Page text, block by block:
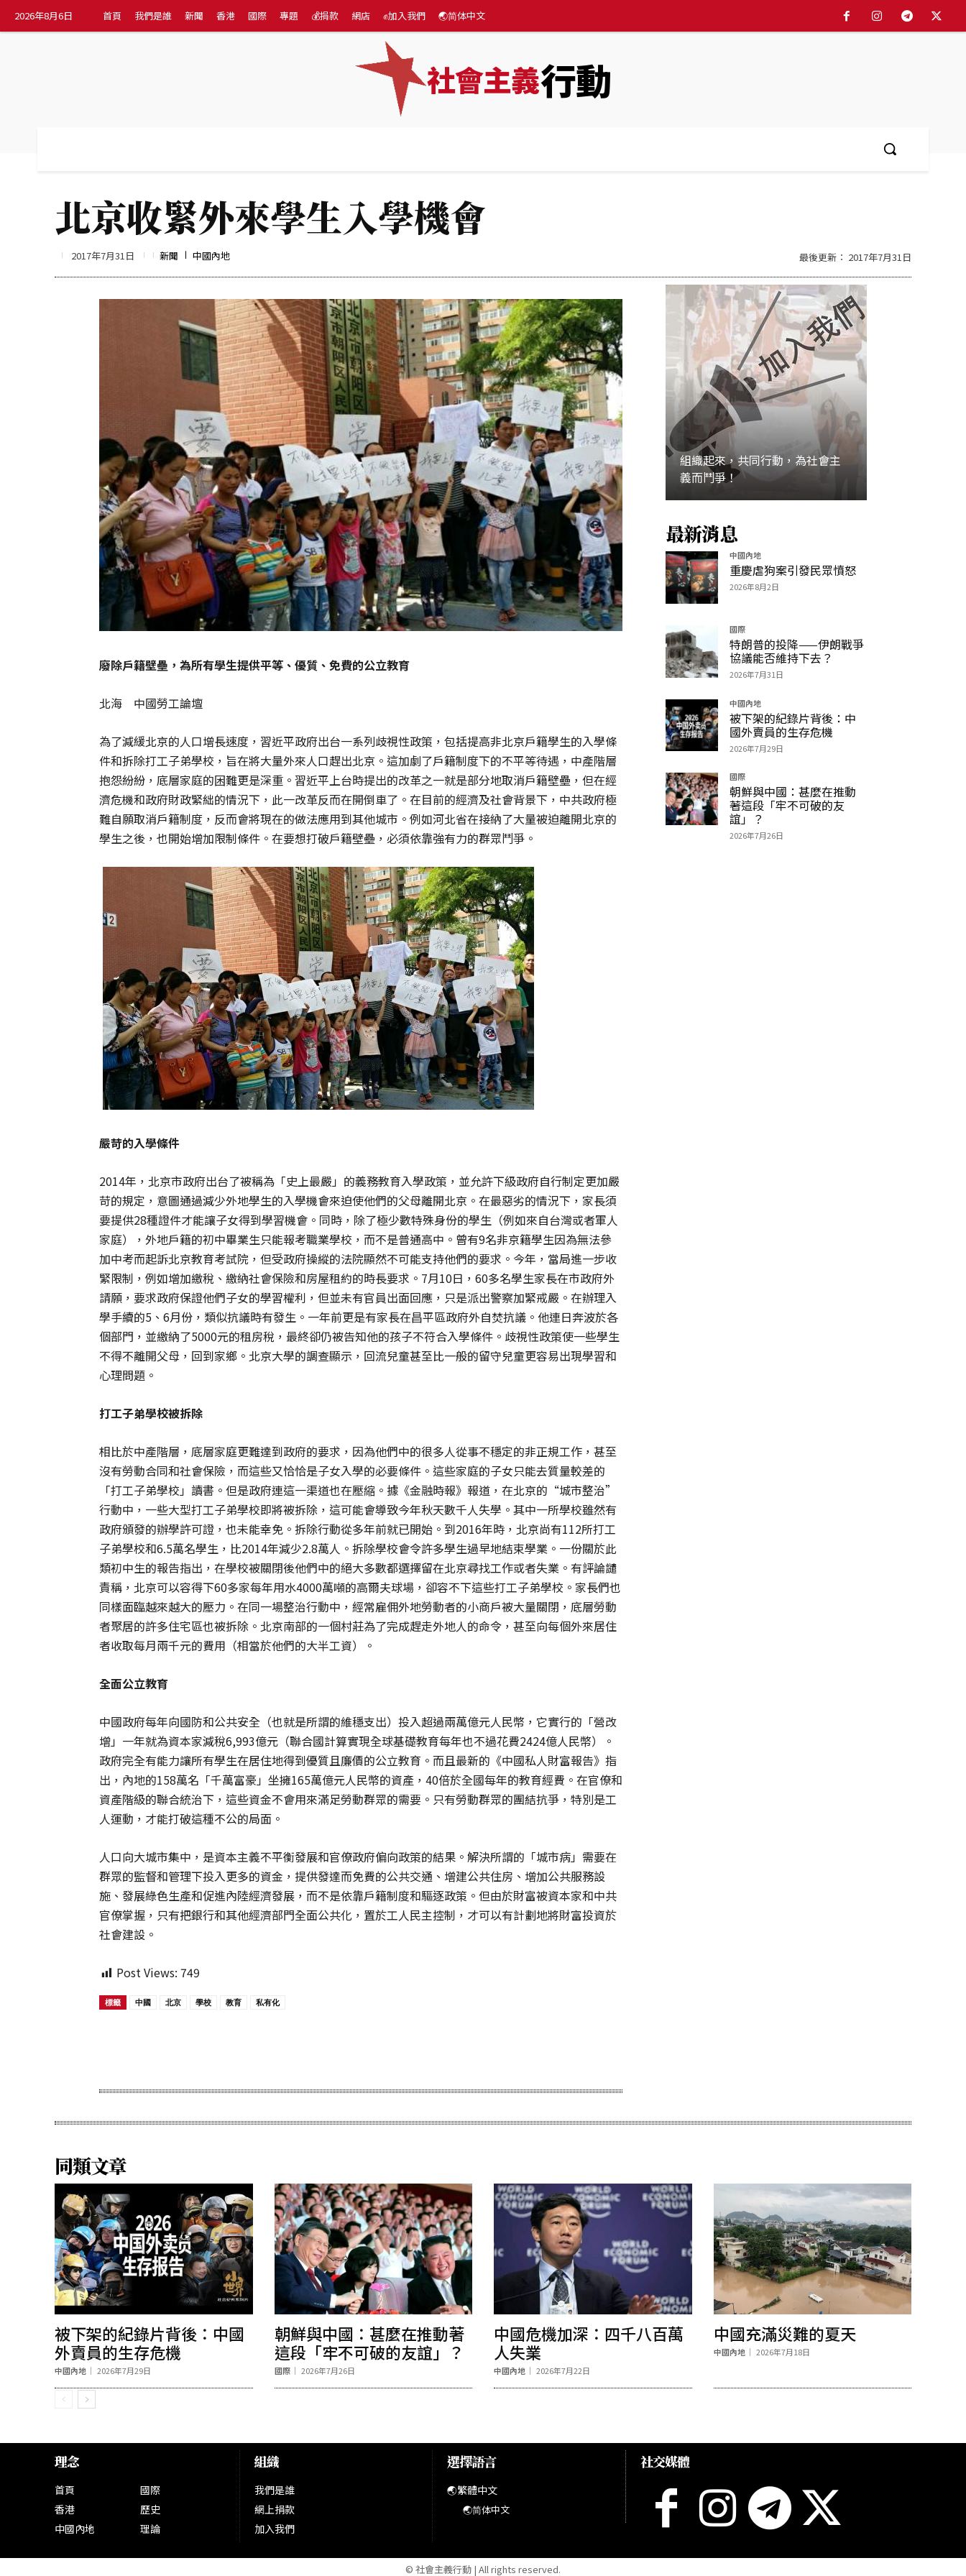
2026年8月6日 首頁 我們是誰 新聞 香港 國際 專題 💰捐款 網店 ✊加入我們 🌏简体中文
社會主義行動
北京收緊外來學生入學機會
2017年7月31日 最後更新： 2017年7月31日
新聞 中國內地
廢除戶籍壁壘，為所有學生提供平等、優質、免費的公立教育
北海 中國勞工論壇
為了減緩北京的人口增長速度，習近平政府出台一系列歧視性政策，包括提高非北京戶籍學生的入學條
件和拆除打工子弟學校，旨在將大量外來人口趕出北京。這加劇了戶籍制度下的不平等待遇，中產階層
抱怨紛紛，底層家庭的困難更是深重。習近平上台時提出的改革之一就是部分地取消戶籍壁壘，但在經
濟危機和政府財政緊絀的情況下，此一改革反而在開倒車了。在目前的經濟及社會背景下，中共政府極
難自願取消戶籍制度，反而會將現在的做法應用到其他城市。例如河北省在接納了大量被迫離開北京的
學生之後，也開始增加限制條件。在要想打破戶籍壁壘，必須依靠強有力的群眾鬥爭。
嚴苛的入學條件
2014年，北京市政府出台了被稱為「史上最嚴」的義務教育入學政策，並允許下級政府自行制定更加嚴
苛的規定，意圖通過減少外地學生的入學機會來迫使他們的父母離開北京。在最惡劣的情況下，家長須
要提供28種證件才能讓子女得到學習機會。同時，除了極少數特殊身份的學生（例如來自台灣或者軍人
家庭），外地戶籍的初中畢業生只能報考職業學校，而不是普通高中。曾有9名非京籍學生因為無法參
加中考而起訴北京教育考試院，但受政府操縱的法院顯然不可能支持他們的要求。今年，當局進一步收
緊限制，例如增加繳稅、繳納社會保險和房屋租約的時長要求。7月10日，60多名學生家長在市政府外
請願，要求政府保證他們子女的學習權利，但並未有官員出面回應，只是派出警察加緊戒嚴。在辦理入
學手續的5、6月份，類似抗議時有發生。一年前更是有家長在昌平區政府外自焚抗議。他連日奔波於各
個部門，並繳納了5000元的租房稅，最終卻仍被告知他的孩子不符合入學條件。歧視性政策使一些學生
不得不離開父母，回到家鄉。北京大學的調查顯示，回流兒童甚至比一般的留守兒童更容易出現學習和
心理問題。
打工子弟學校被拆除
相比於中產階層，底層家庭更難達到政府的要求，因為他們中的很多人從事不穩定的非正規工作，甚至
沒有勞動合同和社會保險，而這些又恰恰是子女入學的必要條件。這些家庭的子女只能去質量較差的
「打工子弟學校」讀書。但是政府連這一渠道也在壓縮。據《金融時報》報道，在北京的“城市整治”
行動中，一些大型打工子弟學校即將被拆除，這可能會導致今年秋天數千人失學。其中一所學校雖然有
政府頒發的辦學許可證，也未能幸免。拆除行動從多年前就已開始。到2016年時，北京尚有112所打工
子弟學校和6.5萬名學生，比2014年減少2.8萬人。拆除學校會令許多學生過早地結束學業。一份關於此
類初中生的報告指出，在學校被關閉後他們中的絕大多數都選擇留在北京尋找工作或者失業。有評論譴
責稱，北京可以容得下60多家每年用水4000萬噸的高爾夫球場，卻容不下這些打工子弟學校。家長們也
同樣面臨越來越大的壓力。在同一場整治行動中，經常雇佣外地勞動者的小商戶被大量關閉，底層勞動
者聚居的許多住宅區也被拆除。北京南部的一個村莊為了完成趕走外地人的命令，甚至向每個外來居住
者收取每月兩千元的費用（相當於他們的大半工資）。
全面公立教育
中國政府每年向國防和公共安全（也就是所謂的維穩支出）投入超過兩萬億元人民幣，它實行的「營改
增」一年就為資本家減稅6,993億元（聯合國計算實現全球基礎教育每年也不過花費2424億人民幣）。
政府完全有能力讓所有學生在居住地得到優質且廉價的公立教育。而且最新的《中國私人財富報告》指
出，內地的158萬名「千萬富豪」坐擁165萬億元人民幣的資產，40倍於全國每年的教育經費。在官僚和
資產階級的聯合統治下，這些資金不會用來滿足勞動群眾的需要。只有勞動群眾的團結抗爭，特別是工
人運動，才能打破這種不公的局面。
人口向大城市集中，是資本主義不平衡發展和官僚政府偏向政策的結果。解決所謂的「城市病」需要在
群眾的監督和管理下投入更多的資金，提供發達而免費的公共交通、增建公共住房、增加公共服務設
施、發展綠色生產和促進內陸經濟發展，而不是依靠戶籍制度和驅逐政策。但由於財富被資本家和中共
官僚掌握，只有把銀行和其他經濟部門全面公共化，置於工人民主控制，才可以有計劃地將財富投資於
社會建設。
Post Views: 749
標籤 中國 北京 學校 教育 私有化
組織起來，共同行動，為社會主
義而鬥爭！
加入
最新消息
中國內地
重慶虐狗案引發民眾憤怒
2026年8月2日
國際
特朗普的投降——伊朗戰爭
協議能否維持下去？
2026年7月31日
中國內地
被下架的紀錄片背後：中
國外賣員的生存危機
2026年7月29日
國際
朝鮮與中國：甚麼在推動
著這段「牢不可破的友
誼」？
2026年7月26日
同類文章
被下架的紀錄片背後：中國
外賣員的生存危機
中國內地 2026年7月29日
朝鮮與中國：甚麼在推動著
這段「牢不可破的友誼」？
國際 2026年7月26日
中國危機加深：四千八百萬
人失業
中國內地 2026年7月22日
中國充滿災難的夏天
中國內地 2026年7月18日
理念
首頁
香港
中國內地
國際
歷史
理論
組織
我們是誰
網上捐款
加入我們
選擇語言
🌏繁體中文
🌏简体中文
社交媒體
© 社會主義行動 | All rights reserved.